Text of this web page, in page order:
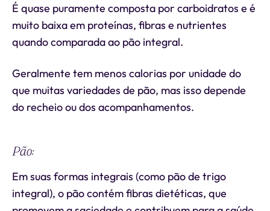
É quase puramente composta por carboidratos e é
muito baixa em proteínas, fibras e nutrientes
quando comparada ao pão integral.
Geralmente tem menos calorias por unidade do
que muitas variedades de pão, mas isso depende
do recheio ou dos acompanhamentos.
Pão:
Em suas formas integrais (como pão de trigo
integral), o pão contém fibras dietéticas, que